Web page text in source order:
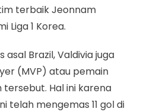
tim terbaik Jeonnam
Liga 1 Korea.
Brazil, Valdivia juga
(MVP) atau pemain
Hal ini karena
telah mengemas 11 gol di